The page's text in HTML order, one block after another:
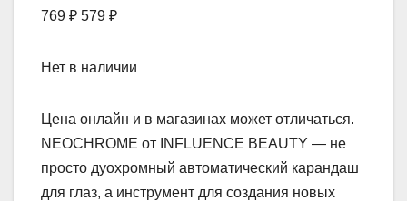
769 ₽ 579 ₽
Нет в наличии
Цена онлайн и в магазинах может отличаться.
NEOCHROME от INFLUENCE BEAUTY — не
просто дуохромный автоматический карандаш
для глаз, а инструмент для создания новых